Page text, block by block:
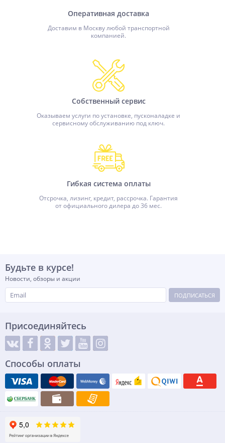
Оперативная доставка
Доставим в Москву любой транспортной
компанией.
Собственный сервис
Оказываем услуги по установке, пусконаладке и
сервисному обслуживанию под ключ.
Гибкая система оплаты
Отсрочка, лизинг, кредит, рассрочка. Гарантия
от официального дилера до 36 мес.
Будьте в курсе!
Новости, обзоры и акции
ПОДПИСАТЬСЯ
Присоединяйтесь
Способы оплаты